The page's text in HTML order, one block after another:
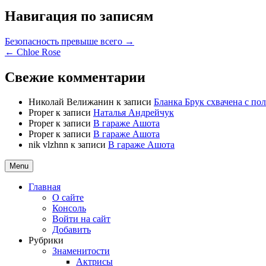
Навигация по записям
Безопасность превыше всего →
← Chloe Rose
Свежие комментарии
Николай Велижанин к записи Бланка Брук схвачена с
Properк записи Наталья Андрейчук
Properк записи В гараже Ашота
Properк записи В гараже Ашота
nik vlzhnn к записи В гараже Ашота
Menu
Главная
О сайте
Консоль
Войти на сайт
Добавить
Рубрики
Знаменитости
Актрисы